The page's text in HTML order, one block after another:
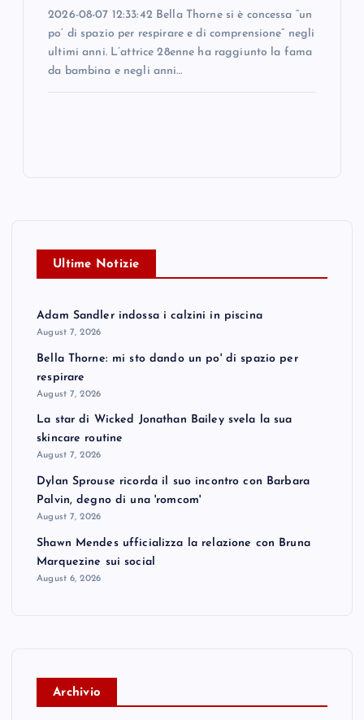
2026-08-07 12:33:42 Bella Thorne si è concessa “un
po’ di spazio per respirare e di comprensione” negli
ultimi anni. L’attrice 28enne ha raggiunto la fama
da bambina e negli anni…
Ultime Notizie
Adam Sandler indossa i calzini in piscina
August 7, 2026
Bella Thorne: mi sto dando un po' di spazio per
respirare
August 7, 2026
La star di Wicked Jonathan Bailey svela la sua
skincare routine
August 7, 2026
Dylan Sprouse ricorda il suo incontro con Barbara
Palvin, degno di una 'romcom'
August 7, 2026
Shawn Mendes ufficializza la relazione con Bruna
Marquezine sui social
August 6, 2026
Archivio